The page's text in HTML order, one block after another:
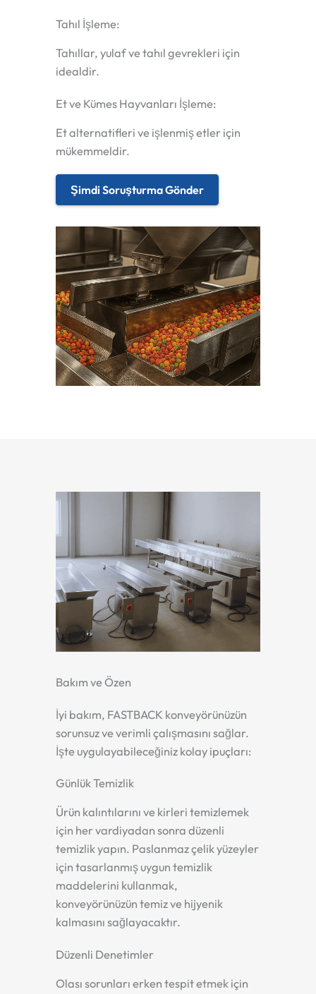
Tahıl İşleme:
Tahıllar, yulaf ve tahıl gevrekleri için
idealdir.
Et ve Kümes Hayvanları İşleme:
Et alternatifleri ve işlenmiş etler için
mükemmeldir.
Şimdi Soruşturma Gönder
Bakım ve Özen
İyi bakım, FASTBACK konveyörünüzün
sorunsuz ve verimli çalışmasını sağlar.
İşte uygulayabileceğiniz kolay ipuçları:
Günlük Temizlik
Ürün kalıntılarını ve kirleri temizlemek
için her vardiyadan sonra düzenli
temizlik yapın. Paslanmaz çelik yüzeyler
için tasarlanmış uygun temizlik
maddelerini kullanmak,
konveyörünüzün temiz ve hijyenik
kalmasını sağlayacaktır.
Düzenli Denetimler
Olası sorunları erken tespit etmek için